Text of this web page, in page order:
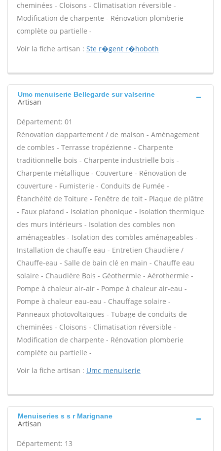
cheminées - Cloisons - Climatisation réversible -
Modification de charpente - Rénovation plomberie
complète ou partielle -
Voir la fiche artisan : Ste r�gent r�hoboth
Umc menuiserie Bellegarde sur valserine
Artisan
Département: 01
Rénovation dappartement / de maison - Aménagement
de combles - Terrasse tropézienne - Charpente
traditionnelle bois - Charpente industrielle bois -
Charpente métallique - Couverture - Rénovation de
couverture - Fumisterie - Conduits de Fumée -
Étanchéité de Toiture - Fenêtre de toit - Plaque de plâtre
- Faux plafond - Isolation phonique - Isolation thermique
des murs intérieurs - Isolation des combles non
aménageables - Isolation des combles aménageables -
Installation de chauffe eau - Entretien Chaudière /
Chauffe-eau - Salle de bain clé en main - Chauffe eau
solaire - Chaudière Bois - Géothermie - Aérothermie -
Pompe à chaleur air-air - Pompe à chaleur air-eau -
Pompe à chaleur eau-eau - Chauffage solaire -
Panneaux photovoltaïques - Tubage de conduits de
cheminées - Cloisons - Climatisation réversible -
Modification de charpente - Rénovation plomberie
complète ou partielle -
Voir la fiche artisan : Umc menuiserie
Menuiseries s s r Marignane
Artisan
Département: 13